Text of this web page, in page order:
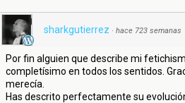
sharkgutierrez · hace 723 semanas
Por fin alguien que describe mi
completísimo en todos los sentidos.
merecía.
Has descrito perfectamente su